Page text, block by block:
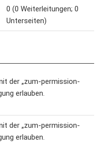
0 (0 Weiterleitungen; 0
Unterseiten)
der „zum-permission-
erlauben.
der „zum-permission-
erlauben.